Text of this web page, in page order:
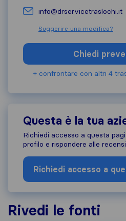
info@drservicetraslochi.it
Suggerire una modifica?
Chiedi
+ confrontare con altri 4
Questa è la tua
Richiedi accesso a questa
profilo e rispondere alle
Richiedi accesso a
Rivedi le fonti